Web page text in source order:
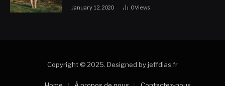
January 12, 2020 0Views
Copyright © 2025. Designed by jeffdias.fr